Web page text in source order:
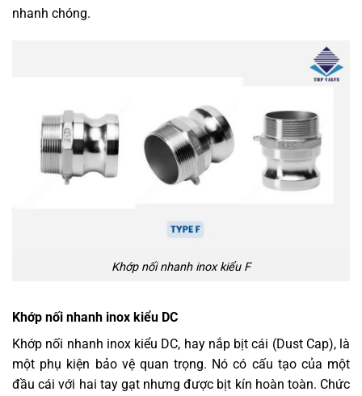
nhanh chóng.
Khớp nối nhanh inox kiểu F
Khớp nối nhanh inox kiểu DC
Khớp nối nhanh inox kiểu DC, hay nắp bịt cái (Dust Cap), là
một phụ kiện bảo vệ quan trọng. Nó có cấu tạo của một
đầu cái với hai tay gạt nhưng được bịt kín hoàn toàn. Chức